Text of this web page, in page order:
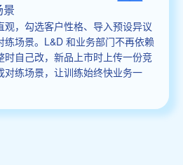
景
，勾选客户性格、导入预设异议
场景。L&D 和业务部门不再依赖
时自己改，新品上市时上传一份竞
对练场景，让训练始终快业务一